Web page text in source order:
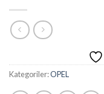
Kategoriler:OPEL